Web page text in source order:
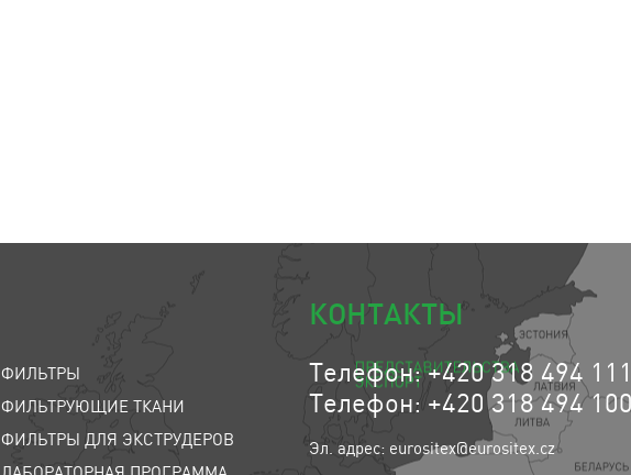
ФИЛЬТРЫ
ФИЛЬТРУЮЩИЕ ТКАНИ
ФИЛЬТРЫ ДЛЯ ЭКСТРУДЕРОВ
КОНТАКТЫ
Телефон: +420 318 494 111
Телефон: +420 318 494 100
Эл. адрес: eurositex@eurositex.cz